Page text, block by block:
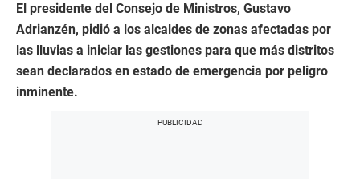
El presidente del Consejo de Ministros, Gustavo
Adrianzén, pidió a los alcaldes de zonas afectadas por
las lluvias a iniciar las gestiones para que más distritos
sean declarados en estado de emergencia por peligro
inminente.